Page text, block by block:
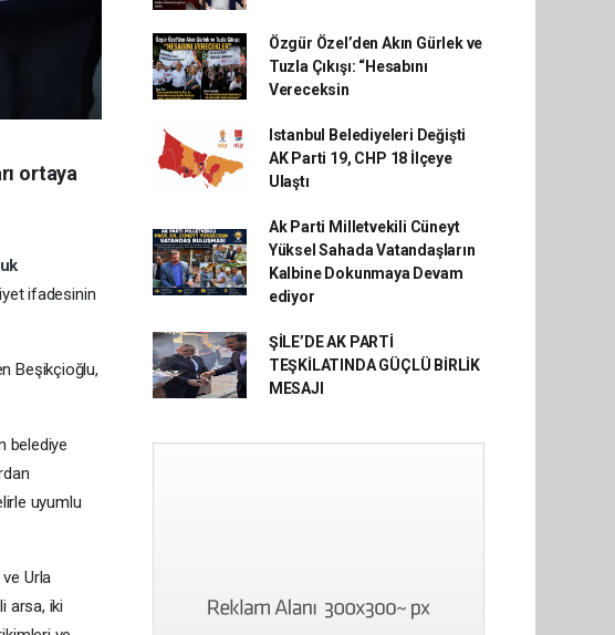
ortaya
ifadesinin
Beşikçioğlu,
belediye
uyumlu
ve Urla
arsa, iki
Özgür Özel’den Akın Gürlek ve
Tuzla Çıkışı: “Hesabını
Vereceksin
Istanbul Belediyeleri Değişti
AK Parti 19, CHP 18 İlçeye
Ulaştı
Ak Parti Milletvekili Cüneyt
Yüksel Sahada Vatandaşların
Kalbine Dokunmaya Devam
ediyor
ŞİLE’DE AK PARTİ
TEŞKİLATINDA GÜÇLÜ BİRLİK
MESAJI